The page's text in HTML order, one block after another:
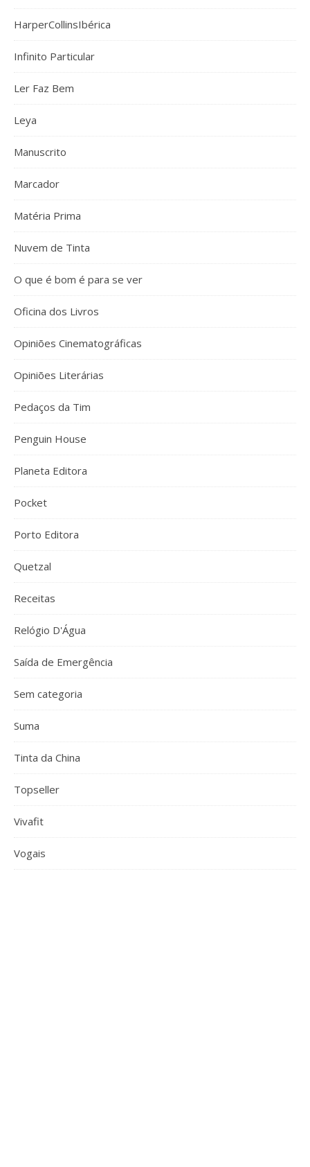
HarperCollinsIbérica
Infinito Particular
Ler Faz Bem
Leya
Manuscrito
Marcador
Matéria Prima
Nuvem de Tinta
O que é bom é para se ver
Oficina dos Livros
Opiniões Cinematográficas
Opiniões Literárias
Pedaços da Tim
Penguin House
Planeta Editora
Pocket
Porto Editora
Quetzal
Receitas
Relógio D'Água
Saída de Emergência
Sem categoria
Suma
Tinta da China
Topseller
Vivafit
Vogais